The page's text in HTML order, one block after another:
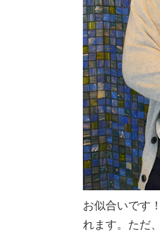
お似合いです
れます。ただ